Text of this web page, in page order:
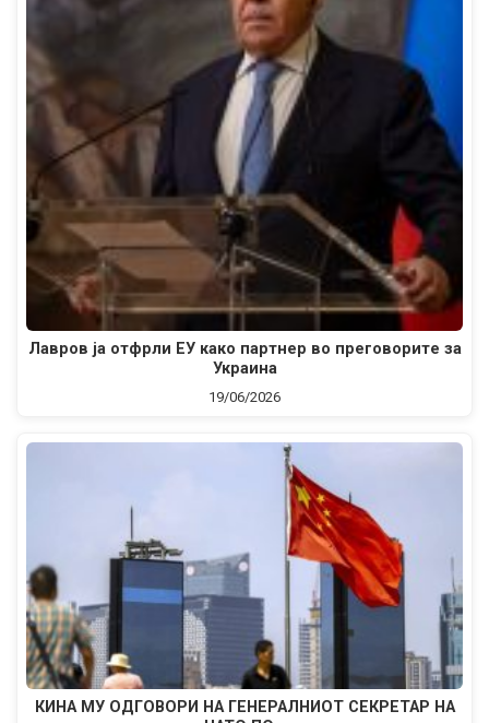
Лавров ја отфрли ЕУ како партнер во преговорите за
Украина
19/06/2026
КИНА МУ ОДГОВОРИ НА ГЕНЕРАЛНИОТ СЕКРЕТАР НА